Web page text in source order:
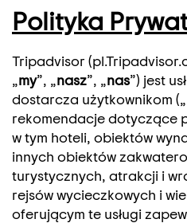
Polityka
Tripadvisor
„my”, „nasz”, „nas”) jest
dostarcza użytkownikom
rekomendacje dotyczące
w tym hoteli, obiektów
innych obiektów
turystycznych, atrakcji i
rejsów wycieczkowych i
oferującym te usługi